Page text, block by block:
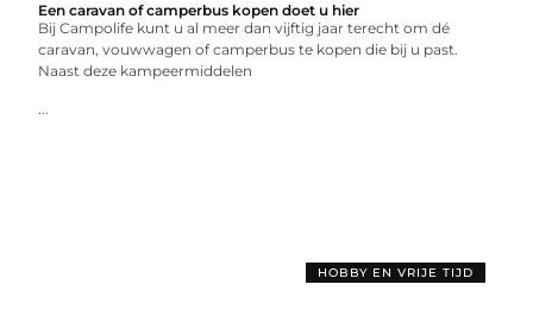
Een caravan of camperbus kopen doet u hier
Bij Campolife kunt u al meer dan vijftig jaar terecht om dé
caravan, vouwwagen of camperbus te kopen die bij u past.
Naast deze kampeermiddelen
...
HOBBY EN VRIJE TIJD